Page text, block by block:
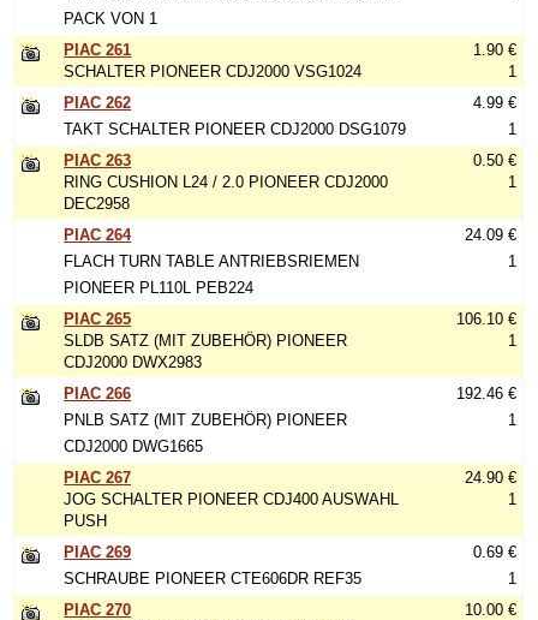
PACK VON 1
PIAC 261
SCHALTER PIONEER CDJ2000 VSG1024
1.90 €
1
PIAC 262
TAKT SCHALTER PIONEER CDJ2000 DSG1079
4.99 €
1
PIAC 263
RING CUSHION L24 / 2.0 PIONEER CDJ2000
DEC2958
0.50 €
1
PIAC 264
FLACH TURN TABLE ANTRIEBSRIEMEN
PIONEER PL110L PEB224
24.09 €
1
PIAC 265
SLDB SATZ (MIT ZUBEHÖR) PIONEER
CDJ2000 DWX2983
106.10 €
1
PIAC 266
PNLB SATZ (MIT ZUBEHÖR) PIONEER
CDJ2000 DWG1665
192.46 €
1
PIAC 267
JOG SCHALTER PIONEER CDJ400 AUSWAHL
PUSH
24.90 €
1
PIAC 269
SCHRAUBE PIONEER CTE606DR REF35
0.69 €
1
PIAC 270
10.00 €